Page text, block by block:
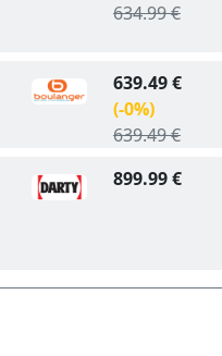
634.99 €
639.49 €
(-0%)
639.49 €
899.99 €